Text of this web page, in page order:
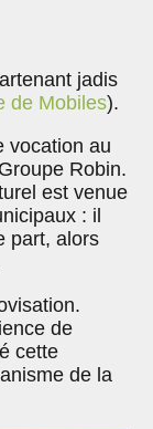
jadis
de Mobiles).
vocation au
Robin.
est venue
: il
part, alors
de
cette
de la